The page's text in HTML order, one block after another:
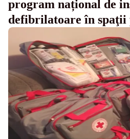
program național de
defibrilatoare în spaţii